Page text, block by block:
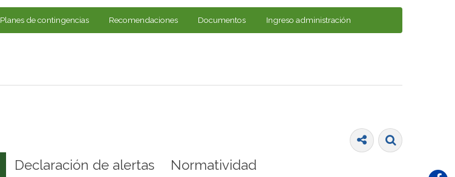
Planes de contingencias Recomendaciones Documentos Ingreso administración
Declaración de alertas Normatividad